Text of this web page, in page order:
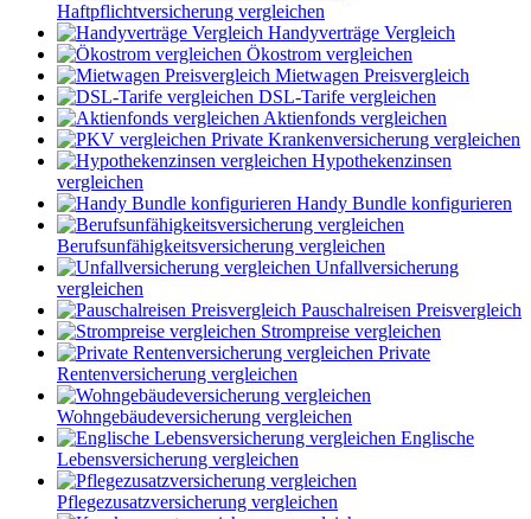
Haftpflichtversicherung vergleichen
Handyverträge Vergleich
Ökostrom vergleichen
Mietwagen Preisvergleich
DSL-Tarife vergleichen
Aktienfonds vergleichen
Private Krankenversicherung vergleichen
Hypothekenzinsen
vergleichen
Handy Bundle konfigurieren
Berufsunfähigkeitsversicherung vergleichen
Unfallversicherung
vergleichen
Pauschalreisen Preisvergleich
Strompreise vergleichen
Private
Rentenversicherung vergleichen
Wohngebäudeversicherung vergleichen
Englische
Lebensversicherung vergleichen
Pflegezusatzversicherung vergleichen